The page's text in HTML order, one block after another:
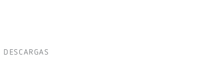
DESCARGAS